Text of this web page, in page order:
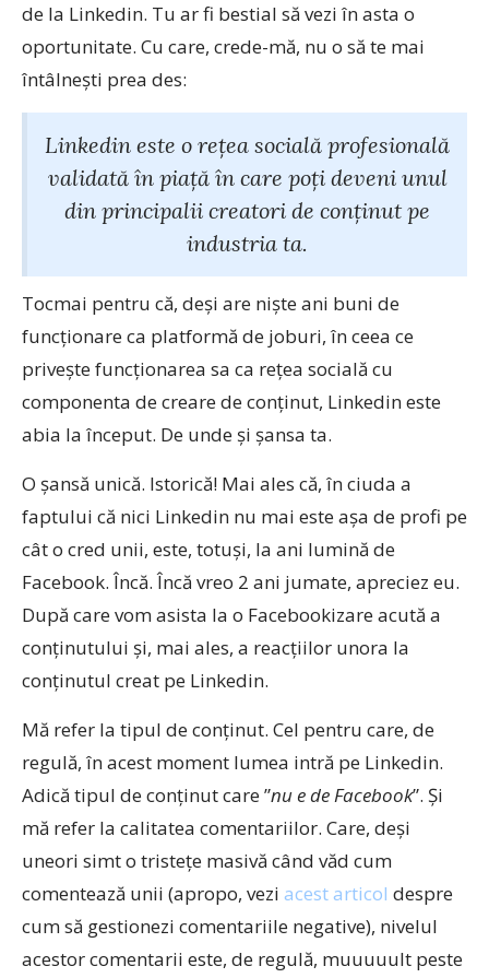
de la Linkedin. Tu ar fi bestial să vezi în asta o
oportunitate. Cu care, crede-mă, nu o să te mai
întâlnești prea des:
Linkedin este o rețea socială profesională
validată în piață în care poți deveni unul
din principalii creatori de conținut pe
industria ta.
Tocmai pentru că, deși are niște ani buni de
funcționare ca platformă de joburi, în ceea ce
privește funcționarea sa ca rețea socială cu
componenta de creare de conținut, Linkedin este
abia la început. De unde și șansa ta.
O șansă unică. Istorică! Mai ales că, în ciuda a
faptului că nici Linkedin nu mai este așa de profi pe
cât o cred unii, este, totuși, la ani lumină de
Facebook. Încă. Încă vreo 2 ani jumate, apreciez eu.
După care vom asista la o Facebookizare acută a
conținutului și, mai ales, a reacțiilor unora la
conținutul creat pe Linkedin.
Mă refer la tipul de conținut. Cel pentru care, de
regulă, în acest moment lumea intră pe Linkedin.
Adică tipul de conținut care ”nu e de Facebook”. Și
mă refer la calitatea comentariilor. Care, deși
uneori simt o tristețe masivă când văd cum
comentează unii (apropo, vezi acest articol despre
cum să gestionezi comentariile negative), nivelul
acestor comentarii este, de regulă, muuuuult peste